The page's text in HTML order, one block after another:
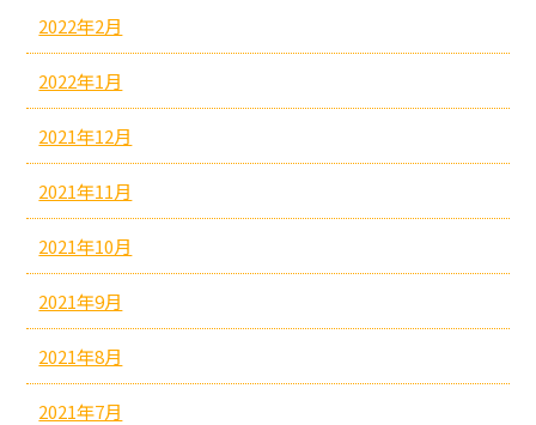
2022年2月
2022年1月
2021年12月
2021年11月
2021年10月
2021年9月
2021年8月
2021年7月